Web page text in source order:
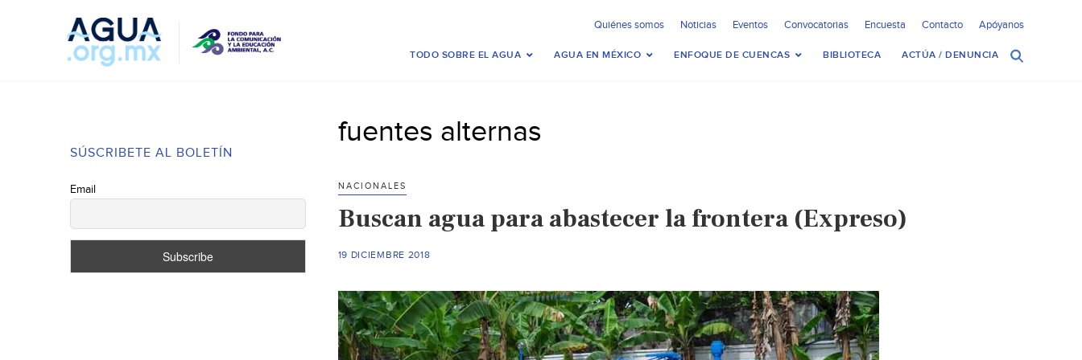
Quiénes somos Noticias Eventos Convocatorias Encuesta Contacto Apóyanos
TODO SOBRE EL AGUA AGUA EN MÉXICO ENFOQUE DE CUENCAS BIBLIOTECA ACTÚA / DENUNCIA
SÚSCRIBETE AL BOLETÍN
Email
fuentes alternas
NACIONALES
Buscan agua para abastecer la frontera (Expreso)
19 DICIEMBRE 2018